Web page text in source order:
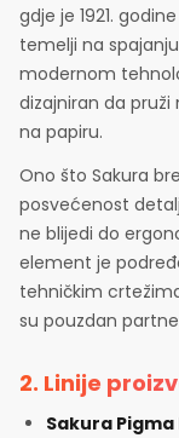
gdje je 1921.
temelji na
modernom
dizajniran da
na papiru.
Ono što Sakura
posvećenost
ne blijedi do
element je
tehničkim
su pouzdan
2. Linije
Sakura